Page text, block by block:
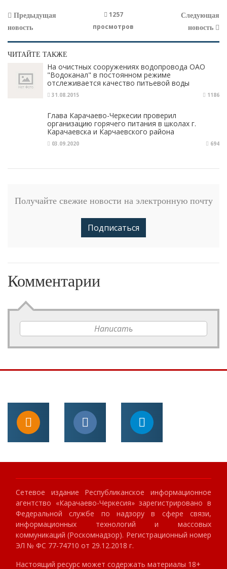
Предыдущая
новость
1257
просмотров
Следующая
новость
ЧИТАЙТЕ ТАКЖЕ
На очистных сооружениях водопровода ОАО
"Водоканал" в постоянном режиме
отслеживается качество питьевой воды
31.08.2015 1186
Глава Карачаево-Черкесии проверил
организацию горячего питания в школах г.
Карачаевска и Карчаевского района
03.09.2020 694
Получайте свежие новости на электронную почту
Подписаться
Комментарии
Написать
Сетевое издание Республиканское информационное
агентство «Карачаево-Черкесия» зарегистрировано в
Федеральной службе по надзору в сфере связи,
информационных технологий и массовых
коммуникаций (Роскомнадзор). Регистрационный номер
ЭЛ № ФС 77-74710 от 29.12.2018 г.
Настоящий ресурс может содержать материалы 18+